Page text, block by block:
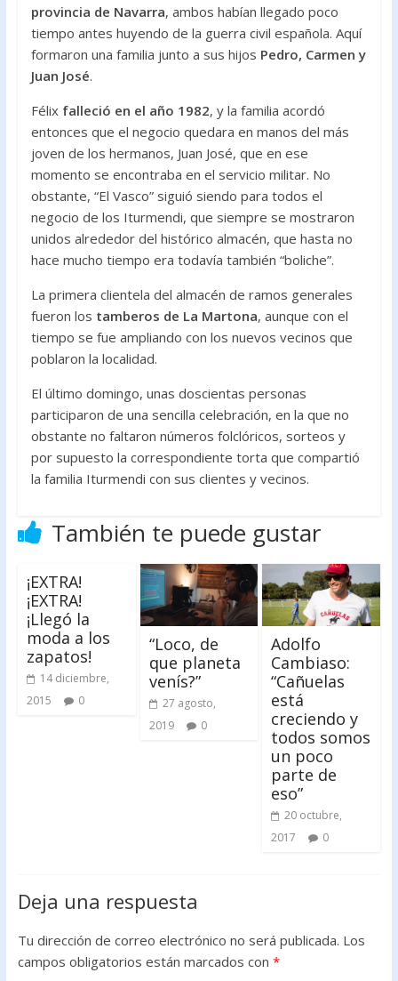
provincia de Navarra, ambos habían llegado poco
tiempo antes huyendo de la guerra civil española. Aquí
formaron una familia junto a sus hijos Pedro, Carmen y
Juan José.
Félix falleció en el año 1982, y la familia acordó
entonces que el negocio quedara en manos del más
joven de los hermanos, Juan José, que en ese
momento se encontraba en el servicio militar. No
obstante, “El Vasco” siguió siendo para todos el
negocio de los Iturmendi, que siempre se mostraron
unidos alrededor del histórico almacén, que hasta no
hace mucho tiempo era todavía también “boliche”.
La primera clientela del almacén de ramos generales
fueron los tamberos de La Martona, aunque con el
tiempo se fue ampliando con los nuevos vecinos que
poblaron la localidad.
El último domingo, unas doscientas personas
participaron de una sencilla celebración, en la que no
obstante no faltaron números folclóricos, sorteos y
por supuesto la correspondiente torta que compartió
la familia Iturmendi con sus clientes y vecinos.
También te puede gustar
¡EXTRA!
¡EXTRA!
¡Llegó la
moda a los
zapatos!
14 diciembre,
2015
0
“Loco, de
que planeta
venís?”
27 agosto,
2019
0
Adolfo
Cambiaso:
“Cañuelas
está
creciendo y
todos somos
un poco
parte de
eso”
20 octubre,
2017
0
Deja una respuesta
Tu dirección de correo electrónico no será publicada. Los
campos obligatorios están marcados con *